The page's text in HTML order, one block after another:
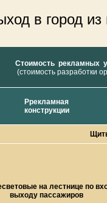
в город из
Стоимость рекламных
(стоимость разработки
Ррекламная
конструкции
на лестнице по
выходу пассажиров